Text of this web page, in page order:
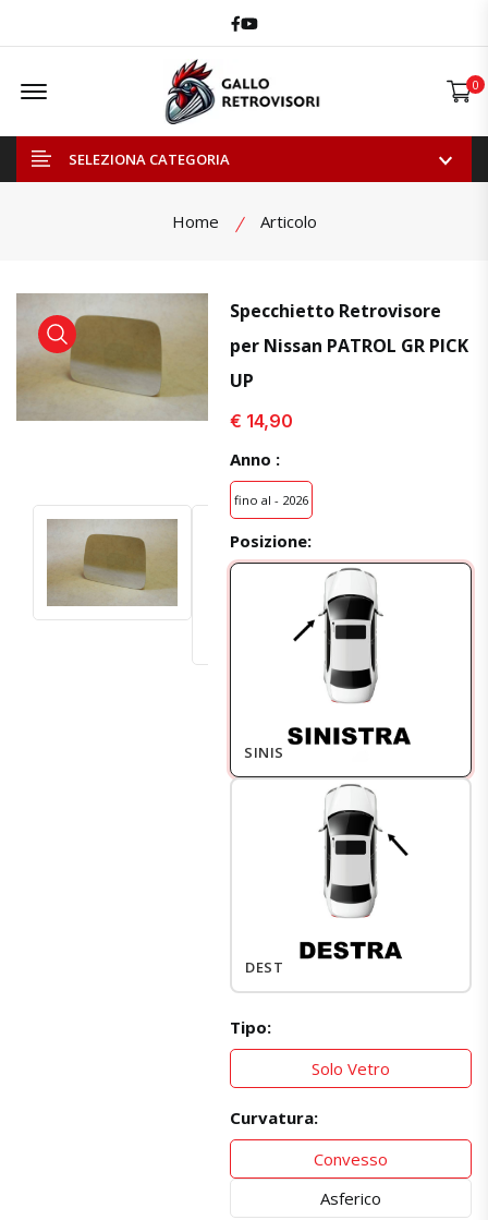
Facebook
Youtube
Offcanvas Menu Open 0
SELEZIONA CATEGORIA
Home Articolo
visualizza prodotto visualizza prodotto
Specchietto Retrovisore
per Nissan PATROL GR PICK
UP
€ 14,90
Anno :
fino al - 2026
Posizione:
SINISTRO
DESTRO
Tipo:
Solo Vetro
Curvatura:
Convesso
Asferico